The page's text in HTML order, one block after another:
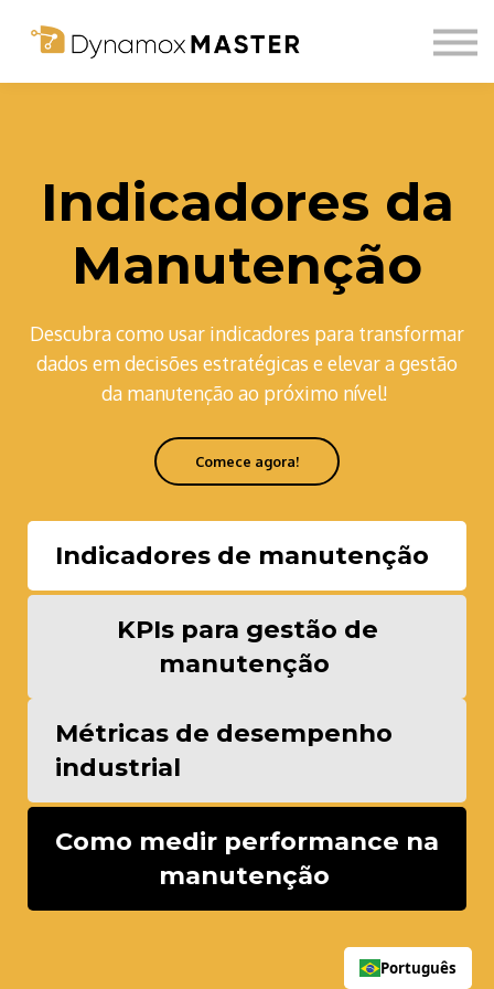
Comunidade
Indicadores da
Manutenção
Descubra como usar indicadores para transformar
dados em decisões estratégicas e elevar a gestão
da manutenção ao próximo nível!
Comece agora!
Indicadores de manutenção
KPIs para gestão de
manutenção
Métricas de desempenho
industrial
Como medir performance na
manutenção
Português